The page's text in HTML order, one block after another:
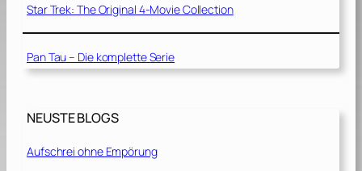
Star Trek: The Original 4-Movie Collection
Pan Tau – Die komplette Serie
NEUSTE BLOGS
Aufschrei ohne Empörung